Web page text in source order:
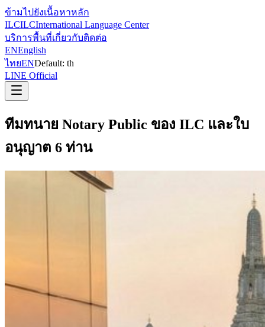
ข้ามไปยังเนื้อหาหลัก
ILCILCInternational Language Center
บริการพื้นที่เกี่ยวกับติดต่อ
ENEnglish
ไทยENDefault: th
LINE Official
ทีมทนาย Notary Public ของ ILC และใบ
อนุญาต 6 ท่าน